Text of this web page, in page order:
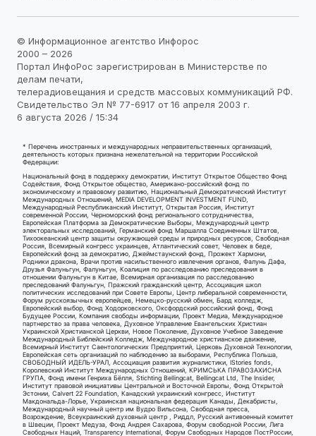
© Информационное агентство Инфорос
2000 – 2026
Портал ИнфоРос зарегистрирован в Министерстве по
делам печати,
телерадиовещания и средств массовых коммуникаций РФ.
Свидетельство Эл № 77-6917 от 16 апреля 2003 г.
6 августа 2026 / 15:34